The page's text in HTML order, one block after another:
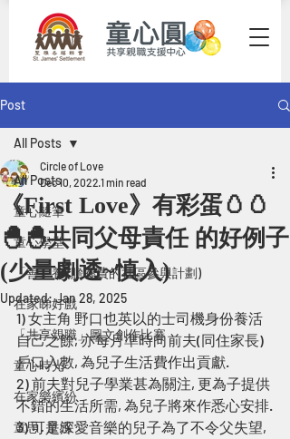
Post
All Posts
童心隨筆
童心學堂
「善」養 (贍養費的社區參與計劃)
在家睇好戲
「共享親職」圖文創作比賽
童心時光
在家樂繽紛
童思 · 童感
All Posts
《First Love》有彩蛋🥚🥚
🐣🐣共同父母責任 的好例子
(少量劇透~慎入)
Circle of Love
Dec 10, 2022 1 min read
Updated:Jan 28, 2025
1) 女主角 野口也英以的士司機身份養活
自己之餘, 亦每月準時向前夫(同住家長)
戶口入數, 為兒子生活費作出貢獻.
2) 前夫對兒子學業甚為關注, 更為子提供
不錯的生活所需, 為兒子將來作悉心安排.
3) 可是深愛音樂的兒子為了不令父失望,